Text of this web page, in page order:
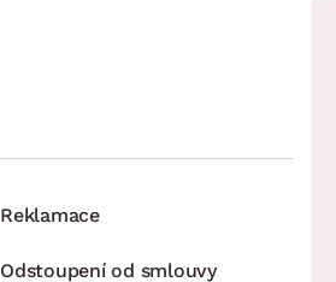
Reklamace
Odstoupení od smlouvy